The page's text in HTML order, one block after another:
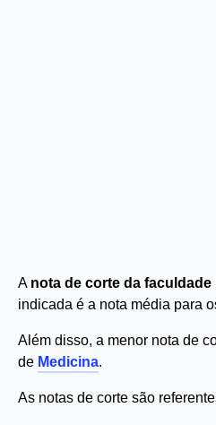
A nota de corte da faculdade
indicada é a nota média para
Além disso, a menor nota de
de Medicina.
As notas de corte são